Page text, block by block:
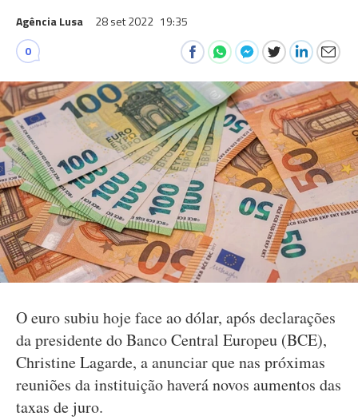
Agência Lusa 28 set 2022 19:35
0
O euro subiu hoje face ao dólar, após declarações
da presidente do Banco Central Europeu (BCE),
Christine Lagarde, a anunciar que nas próximas
reuniões da instituição haverá novos aumentos das
taxas de juro.